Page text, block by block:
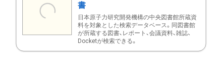
書
日本原子力研究開発機構の中央図書館所蔵資
料を対象とした検索データベース。同図書館
が所蔵する図書、レポート、会議資料、雑誌、
Docketが検索できる。